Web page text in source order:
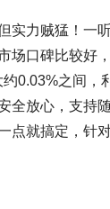
实力贼猛！一
场口碑比较好
0.03%之间
全放心，支持
点就搞定，针